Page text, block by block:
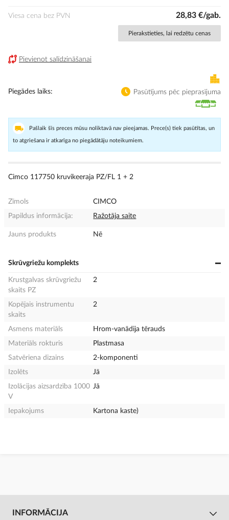
Viesa cena bez PVN 28,83 €/gab.
Pierakstieties, lai redzētu cenas
Pievienot salīdzināšanai
Piegādes laiks Pasūtījums pēc pieprasījuma
Pašlaik šīs preces mūsu noliktavā nav pieejamas. Prece(s) tiek pasūtītas, un
to atgriešana ir atkarīga no piegādātāju noteikumiem.
Cimco 117750 kruvikeeraja PZ/FL 1 + 2
Zīmols
CIMCO
Papildus informācija:
Ražotāja saite
Jauns produkts Nē
Skrūvgriežu komplekts
Krustgalvas skrūvgriežu
skaits PZ
2
Kopējais instrumentu
skaits
2
Asmens materiāls
Hrom-vanādija tērauds
Materiāls rokturis
Plastmasa
Satvēriena dizains
2-komponenti
Izolēts
Jā
Izolācijas aizsardzība 1000
V
Jā
Iepakojums Kartona kaste)
INFORMĀCIJA